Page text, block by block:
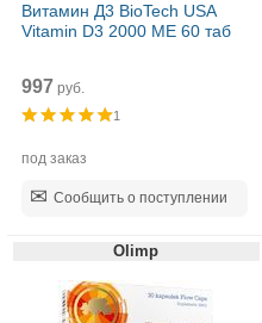
Витамин Д3 BioTech USA
Vitamin D3 2000 МЕ 60 таб
997 руб.
1
под заказ
Сообщить о поступлении
Olimp